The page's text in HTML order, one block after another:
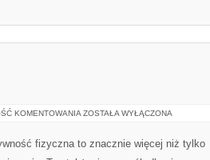
KOMENTOWANIA LIFESTYLE
ZOSTAŁA WYŁĄCZONA
fizyczna to znacznie więcej niż tylko